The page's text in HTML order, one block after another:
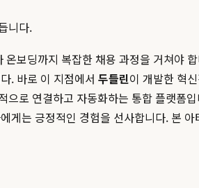
니다.
보딩까지 복잡한 채용 과정을 거쳐야
. 바로 이 지점에서 두들린이 개발한 혁
로 연결하고 자동화하는 통합 플랫폼
는 긍정적인 경험을 선사합니다. 본